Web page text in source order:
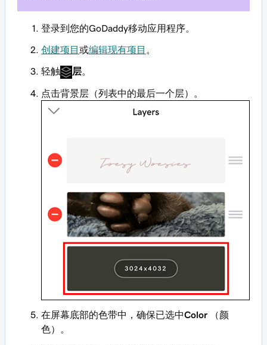
登录到您的GoDaddy移动应用程序。
创建项目 或编辑现有项目
轻触 层
点击背景层（列表中的最后一个层）。
在屏幕底部的色带中，确保已选中Color （颜
色）。